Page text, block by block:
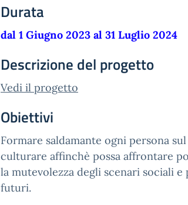
Durata
dal 1 Giugno 2023 al 31 Luglio 2024
Descrizione del progetto
Vedi il progetto
Obiettivi
Formare saldamante ogni persona
culturare affinchè possa affrontare
la mutevolezza degli scenari sociali
futuri.